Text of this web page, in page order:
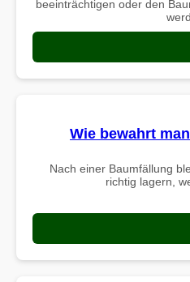
beeinträchtigen oder den
Wie bewahrt
Nach einer Baumfällung
richtig lagern,